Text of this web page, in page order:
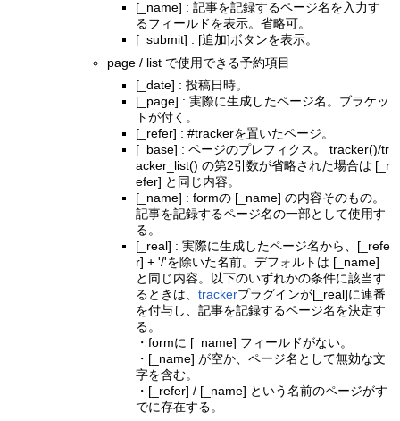
[_name] : 記事を記録するページ名を入力す
るフィールドを表示。省略可。
[_submit] : [追加]ボタンを表示。
page / list で使用できる予約項目
[_date] : 投稿日時。
[_page] : 実際に生成したページ名。ブラケッ
トが付く。
[_refer] : #trackerを置いたページ。
[_base] : ページのプレフィクス。 tracker()/tr
acker_list() の第2引数が省略された場合は [_r
efer] と同じ内容。
[_name] : formの [_name] の内容そのもの。
記事を記録するページ名の一部として使用す
る。
[_real] : 実際に生成したページ名から、[_refe
r] + '/'を除いた名前。デフォルトは [_name]
と同じ内容。以下のいずれかの条件に該当す
るときは、trackerプラグインが[_real]に連番
を付与し、記事を記録するページ名を決定す
る。
・formに [_name] フィールドがない。
・[_name] が空か、ページ名として無効な文
字を含む。
・[_refer] / [_name] という名前のページがす
でに存在する。